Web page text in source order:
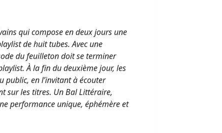
qui compose en deux jours une
de huit tubes. Avec une
du feuilleton doit se terminer
À la fin du deuxième jour, les
public, en l’invitant à écouter
sur les titres. Un Bal Littéraire,
performance unique, éphémère et